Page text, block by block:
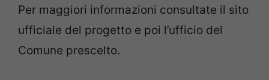
Per maggiori informazioni consultate il sito
ufficiale del progetto e poi l’ufficio del
Comune prescelto.